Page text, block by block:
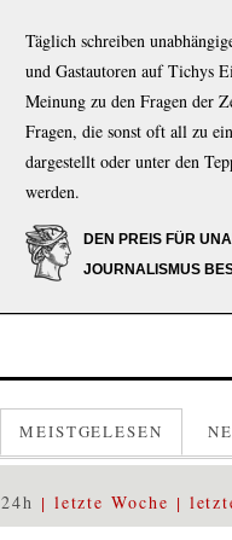
Täglich schreiben
und Gastautoren auf Tichys
Meinung zu den Fragen der
Fragen, die sonst oft all zu
dargestellt oder unter den
werden.
DEN PREIS FÜR
JOURNALISMUS
MEISTGELESEN
24h letzte Woche